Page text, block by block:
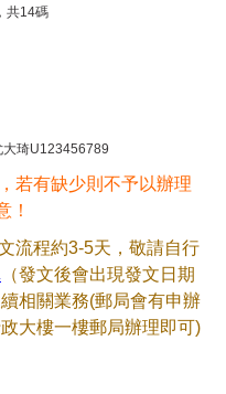
共14碼
大琦U123456789
若有缺少則不予以辦理
！
流程約3-5天，敬請自行
（發文後會出現發文日期
相關業務(郵局會有申辦
大樓一樓郵局辦理即可)